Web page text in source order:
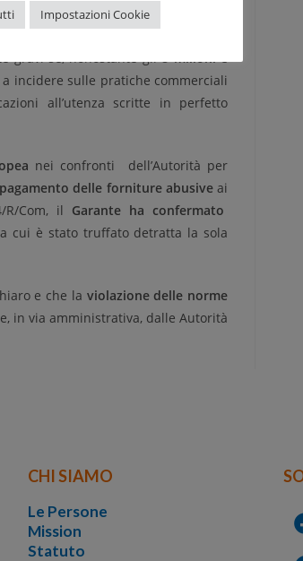
all’Antitrust pieni poteri a
e dopo il sostanziale fallimento
gravi se, nonostante gli
incidere sulle pratiche commerciali
all’utenza scritte in perfetto
nei confronti dell’Autorità per
delle forniture abusiveai
Com, il Garante ha confermato
cui è stato truffato detratta la sola
e che la violazione delle norme
in via amministrativa, dalle Autorità
CHI SIAMO
Le Persone
Mission
Statuto
Impostazioni Cookie